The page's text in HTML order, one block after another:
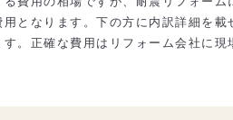
となります。下の方に内訳詳細を
。正確な費用はリフォーム会社に